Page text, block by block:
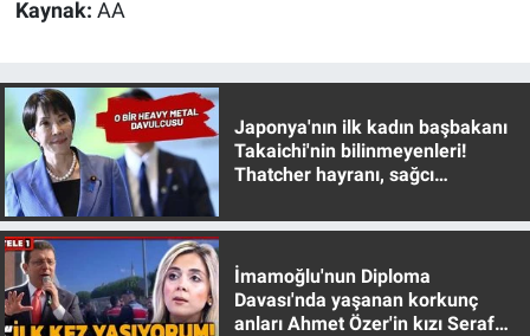
Kaynak: AA
Japonya'nın ilk kadın başbakanı
Takaichi'nin bilinmeyenleri!
Thatcher hayranı, sağcı
İmamoğlu'nun Diploma
Davası'nda yaşanan korkunç
anları Ahmet Özer'in kızı Seraf